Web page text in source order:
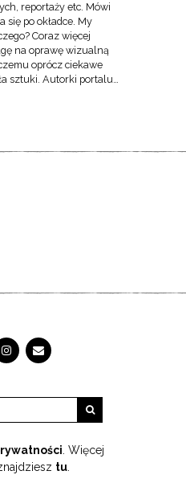
reportaży etc. Mówi
się po okładce. My
Coraz więcej
na oprawę wizualną
oprócz ciekawe
sztuki. Autorki portalu…
. Więcej
tu